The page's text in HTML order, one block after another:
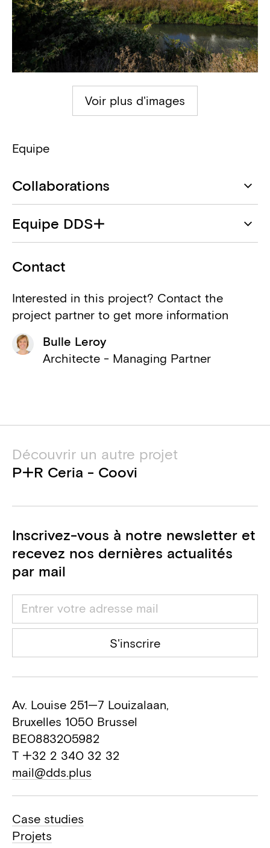
Voir plus d'images
Equipe
Collaborations
Architecte
Maître d'ouvrage
H&V Architecture
Architecte associé
TPF
Ingénieur structure, Ingénieur
Consultant PEB
D2S International
Consultant acoustique
ACSC
Entreprise Générale Dherte
Entreprise générale
Equipe DDS+
Jean-Pierre Vassalli
Contact
Interested in this project? Contact the
project partner to get more information
Bulle Leroy
Architecte - Managing Partner
Découvrir un autre projet
P+R Ceria - Coovi
Inscrivez-vous à notre newsletter et
recevez nos dernières actualités
par mail
S'inscrire
Av. Louise 251—7 Louizalaan,
Bruxelles 1050 Brussel
BE0883205982
T +32 2 340 32 32
mail@dds.plus
Case studies
Projets